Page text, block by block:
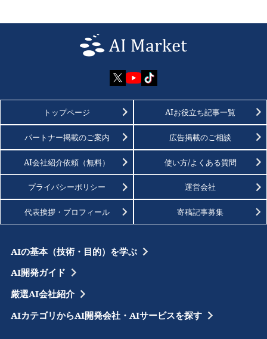
トップページ AIお役立ち記事一覧
パートナー掲載のご案内 広告掲載のご相談
AI会社紹介依頼（無料） 使い方/よくある質問
プライバシーポリシー 運営会社
代表挨拶・プロフィール 寄稿記事募集
AIの基本（技術・目的）を学ぶ
AI開発ガイド
厳選AI会社紹介
AIカテゴリからAI開発会社・AIサービスを探す